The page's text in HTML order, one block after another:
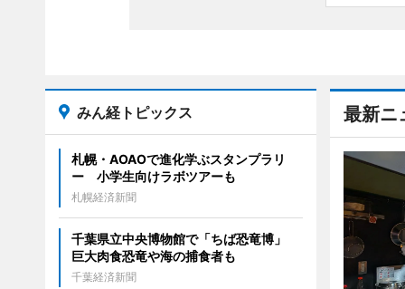
最新ニ
みん経トピックス
札幌・AOAOで進化学ぶスタンプラリ
ー 小学生向けラボツアーも
札幌経済新聞
千葉県立中央博物館で「ちば恐竜博」
巨大肉食恐竜や海の捕食者も
千葉経済新聞